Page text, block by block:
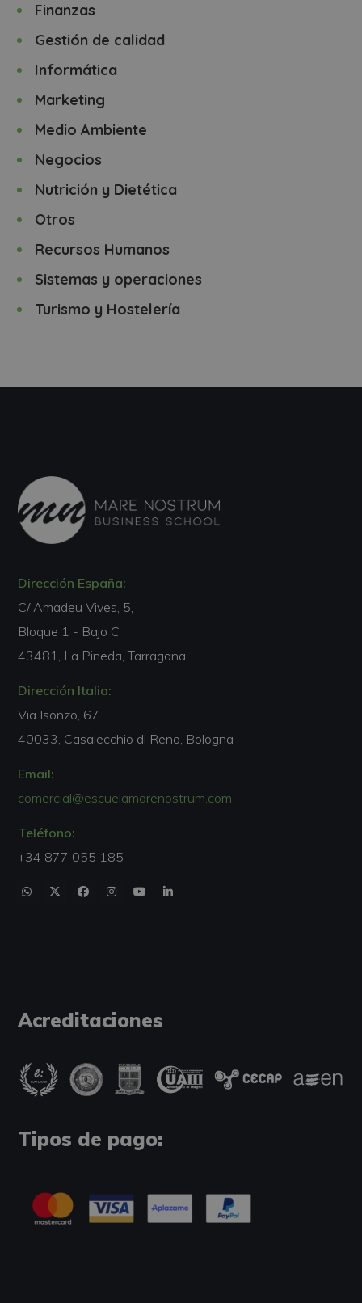
Finanzas
Gestión de calidad
Informática
Marketing
Medio Ambiente
Negocios
Nutrición y Dietética
Otros
Recursos Humanos
Sistemas y operaciones
Turismo y Hostelería
Dirección España:
C/ Amadeu Vives, 5,
Bloque 1 - Bajo C
43481, La Pineda, Tarragona
Dirección Italia:
Via Isonzo, 67
40033, Casalecchio di Reno, Bologna
Email:
comercial@escuelamarenostrum.com
Teléfono:
+34 877 055 185
Acreditaciones
Tipos de pago: